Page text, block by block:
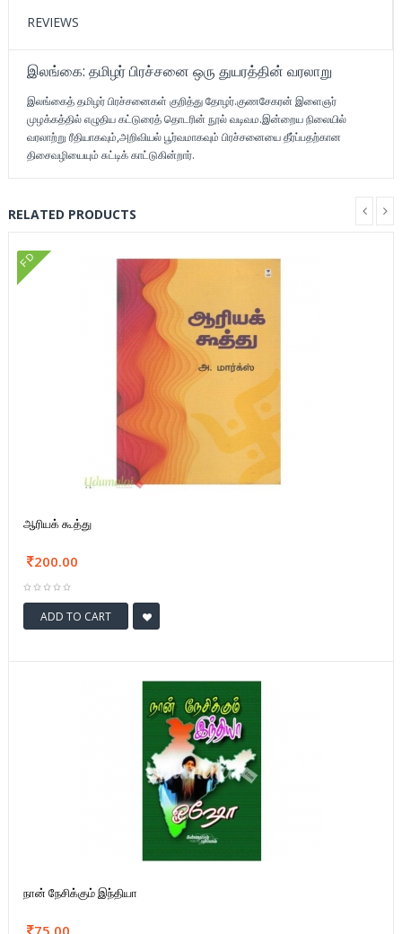
REVIEWS
இலங்கை: தமிழர் பிரச்சனை ஒரு துயரத்தின் வரலாறு
இலங்கைத் தமிழர் பிரச்சனைகள் குறித்து தோழர்.குணசேகரன் இளைஞர்
முழக்கத்தில் எழுதிய கட்டுரைத் தொடரின் நூல் வடிவம.இன்றைய நிலையில்
வரலாற்று ரீதியாகவும்,அறிவியல் பூர்வமாகவும் பிரச்சனையை தீர்ப்பதற்கான
திசைவழியையும் சுட்டிக் காட்டுகின்றார்.
RELATED PRODUCTS
FD
ஆரியக் கூத்து
200.00
ADD TO CART
நான் நேசிக்கும் இந்தியா
75.00